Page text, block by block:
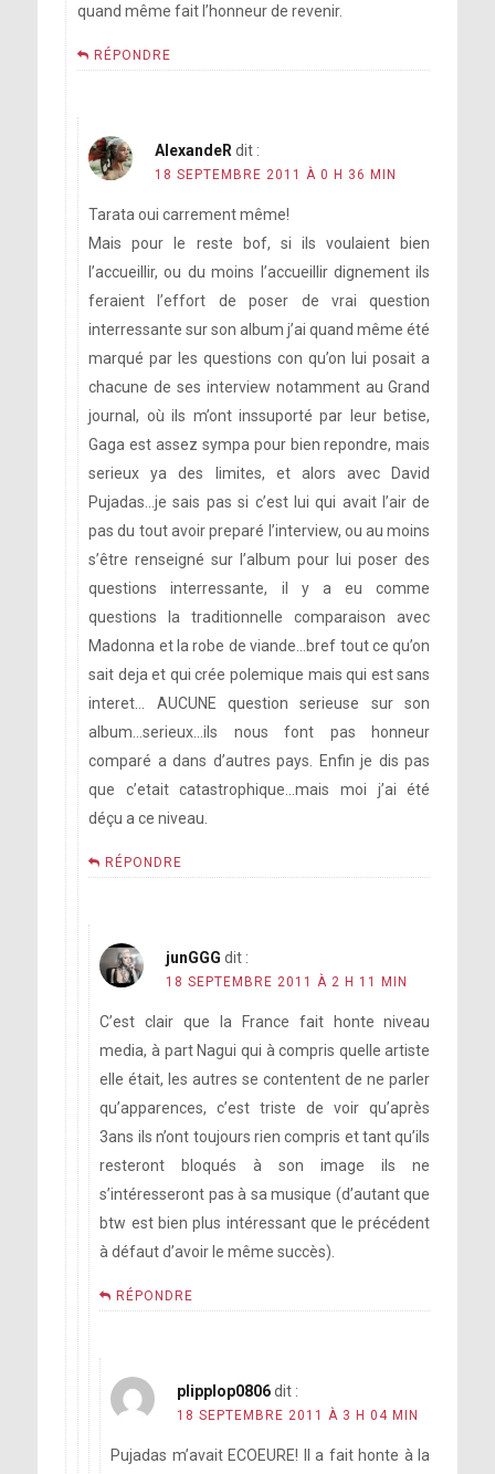
quand même fait l’honneur de revenir.
RÉPONDRE
AlexandeR dit :
18 SEPTEMBRE 2011 À 0 H 36 MIN
Tarata oui carrement même!
Mais pour le reste bof, si ils voulaient bien
l’accueillir, ou du moins l’accueillir dignement ils
feraient l’effort de poser de vrai question
interressante sur son album j’ai quand même été
marqué par les questions con qu’on lui posait a
chacune de ses interview notamment au Grand
journal, où ils m’ont inssuporté par leur betise,
Gaga est assez sympa pour bien repondre, mais
serieux ya des limites, et alors avec David
Pujadas…je sais pas si c’est lui qui avait l’air de
pas du tout avoir preparé l’interview, ou au moins
s’être renseigné sur l’album pour lui poser des
questions interressante, il y a eu comme
questions la traditionnelle comparaison avec
Madonna et la robe de viande…bref tout ce qu’on
sait deja et qui crée polemique mais qui est sans
interet… AUCUNE question serieuse sur son
album…serieux…ils nous font pas honneur
comparé a dans d’autres pays. Enfin je dis pas
que c’etait catastrophique…mais moi j’ai été
déçu a ce niveau.
RÉPONDRE
junGGG dit :
18 SEPTEMBRE 2011 À 2 H 11 MIN
C’est clair que la France fait honte niveau
media, à part Nagui qui à compris quelle artiste
elle était, les autres se contentent de ne parler
qu’apparences, c’est triste de voir qu’après
3ans ils n’ont toujours rien compris et tant qu’ils
resteront bloqués à son image ils ne
s’intéresseront pas à sa musique (d’autant que
btw est bien plus intéressant que le précédent
à défaut d’avoir le même succès).
RÉPONDRE
plipplop0806 dit :
18 SEPTEMBRE 2011 À 3 H 04 MIN
Pujadas m’avait ECOEURE! Il a fait honte à la